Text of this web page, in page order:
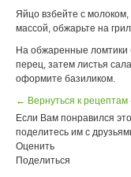
Яйцо взбейте с
массой, обжарьте на
На обжаренные ломтики
перец, затем листья
оформите базиликом.
← Вернуться к рецептам
Если Вам понравился
поделитесь им с
Оценить
Поделиться